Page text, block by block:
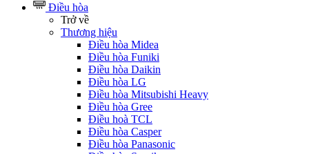
Điều hòa
Trở về
Thương hiệu
Điều hòa Midea
Điều hòa Funiki
Điều hòa Daikin
Điều hòa LG
Điều hòa Mitsubishi Heavy
Điều hòa Gree
Điều hoà TCL
Điều hòa Casper
Điều hòa Panasonic